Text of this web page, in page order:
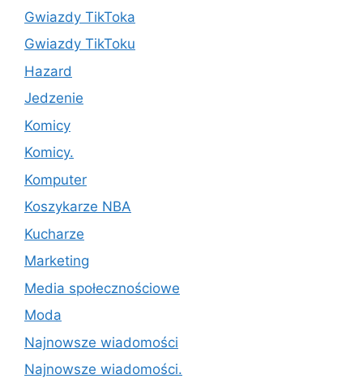
Gwiazdy TikToka
Gwiazdy TikToku
Hazard
Jedzenie
Komicy
Komicy.
Komputer
Koszykarze NBA
Kucharze
Marketing
Media społecznościowe
Moda
Najnowsze wiadomości
Najnowsze wiadomości.